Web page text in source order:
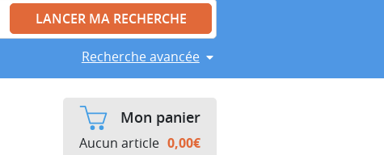
Recherche avancée
Mon panier
Aucun article 0,00€